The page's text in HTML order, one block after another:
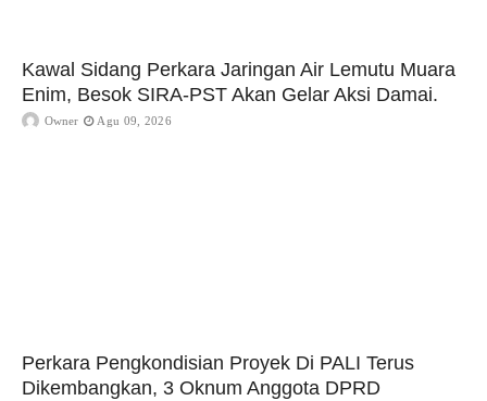
Kawal Sidang Perkara Jaringan Air Lemutu Muara
Enim, Besok SIRA-PST Akan Gelar Aksi Damai.
Owner Agu 09, 2026
Perkara Pengkondisian Proyek Di PALI Terus
Dikembangkan, 3 Oknum Anggota DPRD